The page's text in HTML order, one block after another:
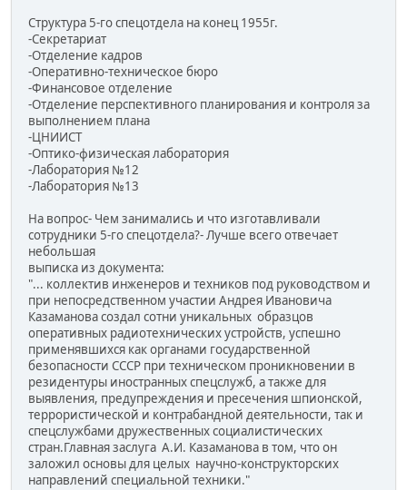
Структура 5-го спецотдела на конец 1955г.
-Секретариат
-Отделение кадров
-Оперативно-техническое бюро
-Финансовое отделение
-Отделение перспективного планирования и контроля за
выполнением плана
-ЦНИИСТ
-Оптико-физическая лаборатория
-Лаборатория №12
-Лаборатория №13
На вопрос- Чем занимались и что изготавливали
сотрудники 5-го спецотдела?- Лучше всего отвечает
небольшая
выписка из документа:
"... коллектив инженеров и техников под руководством и
при непосредственном участии Андрея Ивановича
Казаманова создал сотни уникальных образцов
оперативных радиотехнических устройств, успешно
применявшихся как органами государственной
безопасности СССР при техническом проникновении в
резидентуры иностранных спецслужб, а также для
выявления, предупреждения и пресечения шпионской,
террористической и контрабандной деятельности, так и
спецслужбами дружественных социалистических
стран.Главная заслуга А.И. Казаманова в том, что он
заложил основы для целых научно-конструкторских
направлений специальной техники."